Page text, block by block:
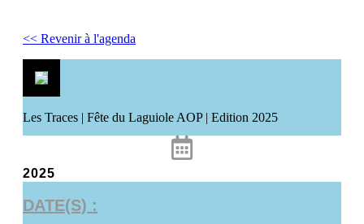
<< Revenir à l'agenda
Les Traces | Fête du Laguiole AOP | Edition 2025
2025
DATE(S) :